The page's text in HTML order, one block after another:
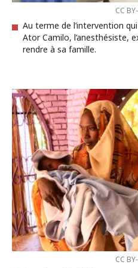
CC
Au terme de l’intervention
Ator Camilo, l’anesthésiste,
rendre à sa famille.
CC